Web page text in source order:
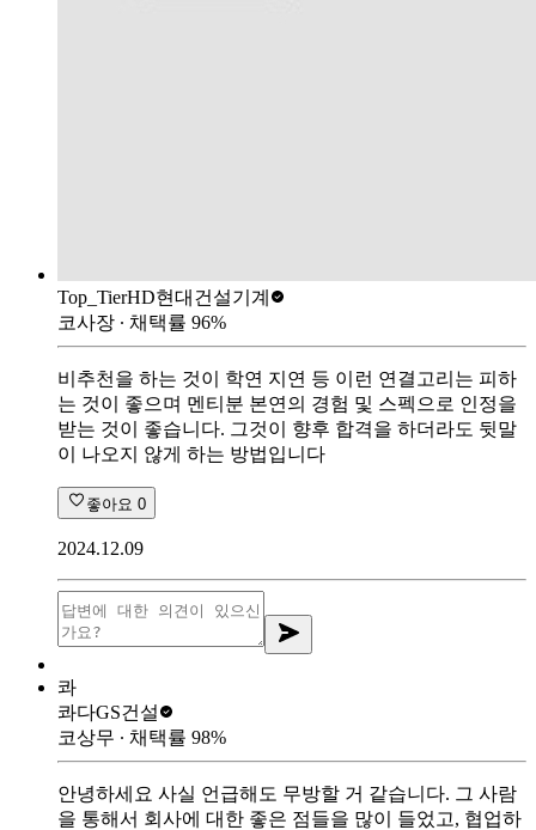
Top_TierHD현대건설기계
코사장 ∙ 채택률 96%
비추천을 하는 것이 학연 지연 등 이런 연결고리는 피하
는 것이 좋으며 멘티분 본연의 경험 및 스펙으로 인정을
받는 것이 좋습니다. 그것이 향후 합격을 하더라도 뒷말
이 나오지 않게 하는 방법입니다
좋아요 0
2024.12.09
콰
콰다GS건설
코상무 ∙ 채택률 98%
안녕하세요 사실 언급해도 무방할 거 같습니다. 그 사람
을 통해서 회사에 대한 좋은 점들을 많이 들었고, 협업하